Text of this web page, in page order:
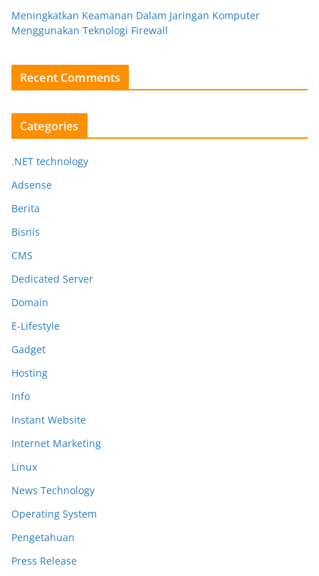
Meningkatkan Keamanan Dalam Jaringan Komputer
Menggunakan Teknologi Firewall
Recent Comments
Categories
.NET technology
Adsense
Berita
Bisnis
CMS
Dedicated Server
Domain
E-Lifestyle
Gadget
Hosting
Info
Instant Website
Internet Marketing
Linux
News Technology
Operating System
Pengetahuan
Press Release